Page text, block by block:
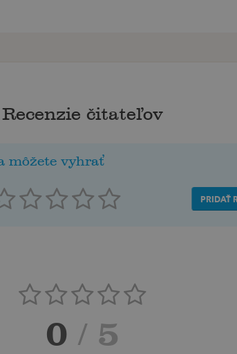
Recenzie čitateľov
môžete vyhrať
PRIDAŤ
0 / 5